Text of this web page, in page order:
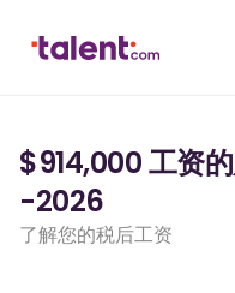
$914,000 工资
-2026
了解您的税后工资